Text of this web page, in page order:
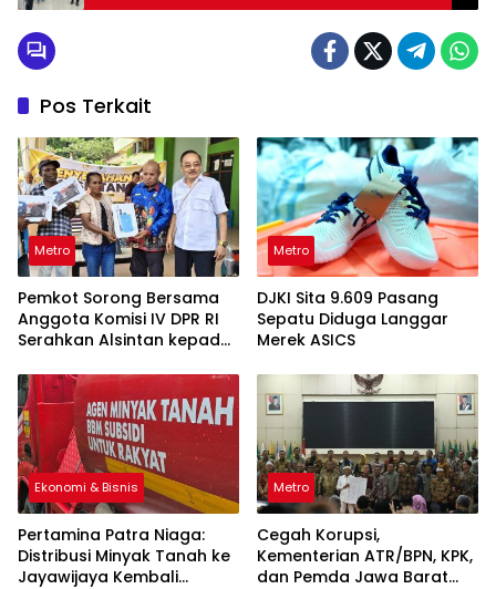
Pos Terkait
Metro
Pemkot Sorong Bersama
Anggota Komisi IV DPR RI
Serahkan Alsintan kepada
Metro
DJKI Sita 9.609 Pasang
Sepatu Diduga Langgar
Merek ASICS
Ekonomi & Bisnis
Pertamina Patra Niaga:
Distribusi Minyak Tanah ke
Jayawijaya Kembali
Metro
Cegah Korupsi,
Kementerian ATR/BPN, KPK,
dan Pemda Jawa Barat